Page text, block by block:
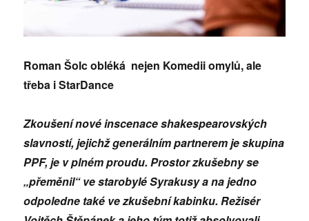
Roman Šolc obléká nejen Komedii omylů, ale
třeba i StarDance
Zkoušení nové inscenace shakespearovských
slavností, jejichž generálním partnerem je skupina
PPF, je v plném proudu. Prostor zkušebny se
„přeměnil“ ve starobylé Syrakusy a na jedno
odpoledne také ve zkušební kabinku. Režisér